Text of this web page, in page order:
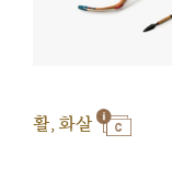
활, 화살